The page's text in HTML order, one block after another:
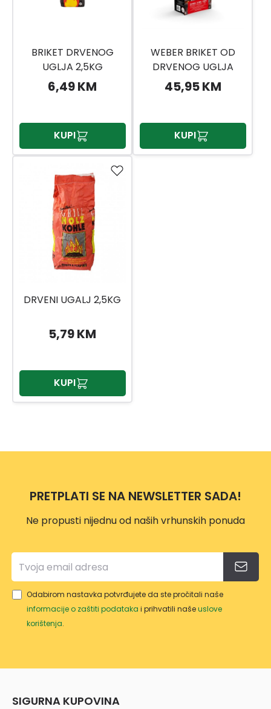
BRIKET DRVENOG
UGLJA 2,5KG
6,49 KM
KUPI
WEBER BRIKET OD
DRVENOG UGLJA
WEBER 8KG
45,95 KM
KUPI
DRVENI UGALJ 2,5KG
5,79 KM
KUPI
PRETPLATI SE NA NEWSLETTER SADA!
Ne propusti nijednu od naših vrhunskih ponuda
Odabirom nastavka potvrđujete da ste pročitali naše
informacije o zaštiti podataka i prihvatili našeuslove
korištenja.
SIGURNA KUPOVINA